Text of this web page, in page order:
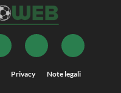
Privacy Note legali